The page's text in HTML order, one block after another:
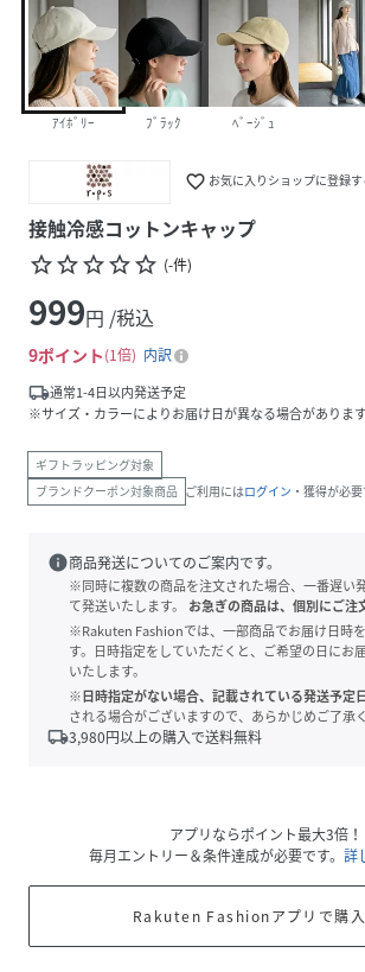
ｱｲﾎﾞﾘｰ ﾌﾞﾗｯｸ ﾍﾞｰｼﾞｭ
favorite_border お気に入りショップに登録す
接触冷感コットンキャップ
star_borderstar_borderstar_borderstar_borderstar_border (-件)
999円 /税込
9ポイント 1倍
内訳
local_shipping通常1-4日以内発送予定
※サイズ・カラーによりお届け日が異なる場合があります
ギフトラッピング対象
ブランドクーポン対象商品 ご利用にはログイン ・獲得が必要
info商品発送についてのご案内です。
※同時に複数の商品を注文された場合、一番遅い
て発送いたします。
お急ぎの商品は、個別にご注
※Rakuten Fashionでは、一部商品でお届け日時
す。日時指定をしていただくと、ご希望の日にお
いたします。
※日時指定がない場合、記載されている発送予定
される場合がございますので、あらかじめご了承
local_shipping3,980円以上の購入で送料無料
アプリならポイント最大3倍！
毎月エントリー＆条件達成が必要です。 詳
Rakuten Fashionアプリで購